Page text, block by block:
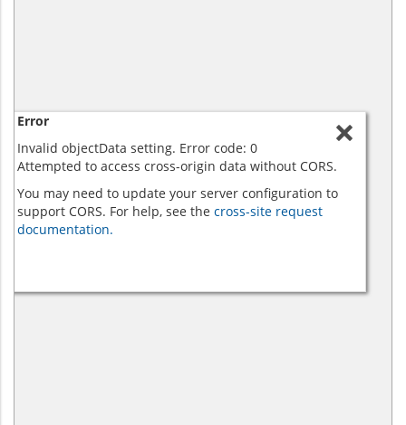
Error
Invalid objectData setting. Error code: 0
Attempted to access cross-origin data without CORS.
You may need to update your server configuration to
support CORS. For help, see the cross-site request
documentation.